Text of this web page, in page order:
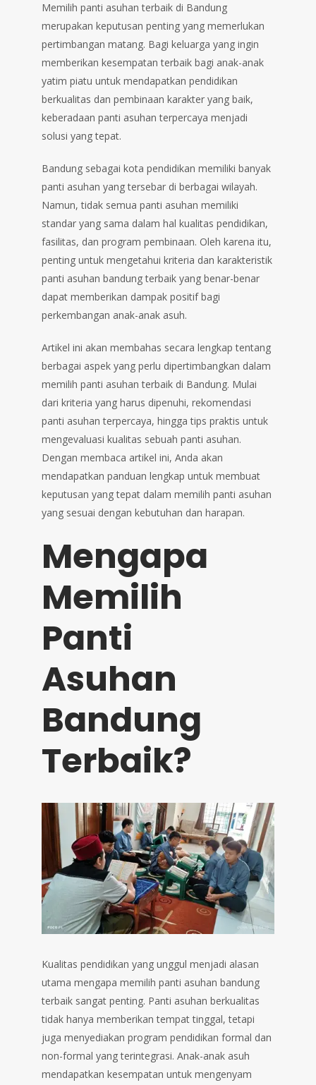
Memilih panti asuhan terbaik di Bandung
merupakan keputusan penting yang memerlukan
pertimbangan matang. Bagi keluarga yang ingin
memberikan kesempatan terbaik bagi anak-anak
yatim piatu untuk mendapatkan pendidikan
berkualitas dan pembinaan karakter yang baik,
keberadaan panti asuhan terpercaya menjadi
solusi yang tepat.
Bandung sebagai kota pendidikan memiliki banyak
panti asuhan yang tersebar di berbagai wilayah.
Namun, tidak semua panti asuhan memiliki
standar yang sama dalam hal kualitas pendidikan,
fasilitas, dan program pembinaan. Oleh karena itu,
penting untuk mengetahui kriteria dan karakteristik
panti asuhan bandung terbaik yang benar-benar
dapat memberikan dampak positif bagi
perkembangan anak-anak asuh.
Artikel ini akan membahas secara lengkap tentang
berbagai aspek yang perlu dipertimbangkan dalam
memilih panti asuhan terbaik di Bandung. Mulai
dari kriteria yang harus dipenuhi, rekomendasi
panti asuhan terpercaya, hingga tips praktis untuk
mengevaluasi kualitas sebuah panti asuhan.
Dengan membaca artikel ini, Anda akan
mendapatkan panduan lengkap untuk membuat
keputusan yang tepat dalam memilih panti asuhan
yang sesuai dengan kebutuhan dan harapan.
Mengapa
Memilih
Panti
Asuhan
Bandung
Terbaik?
Kualitas pendidikan yang unggul menjadi alasan
utama mengapa memilih panti asuhan bandung
terbaik sangat penting. Panti asuhan berkualitas
tidak hanya memberikan tempat tinggal, tetapi
juga menyediakan program pendidikan formal dan
non-formal yang terintegrasi. Anak-anak asuh
mendapatkan kesempatan untuk mengenyam